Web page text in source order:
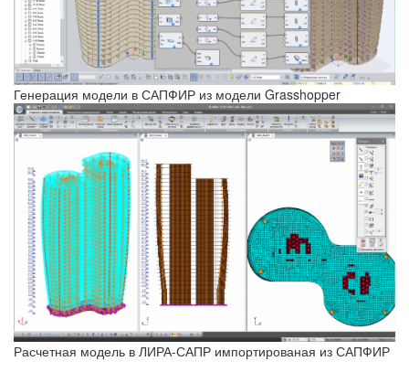
Генерация модели в САПФИР из модели Grasshopper
Расчетная модель в ЛИРА-САПР импортированая из САПФИР